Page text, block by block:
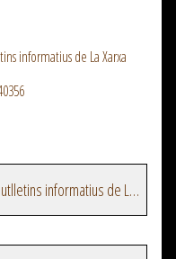
informatius de La Xarxa
Veure més episodis del programa Butlletins informatius de La Xarxa